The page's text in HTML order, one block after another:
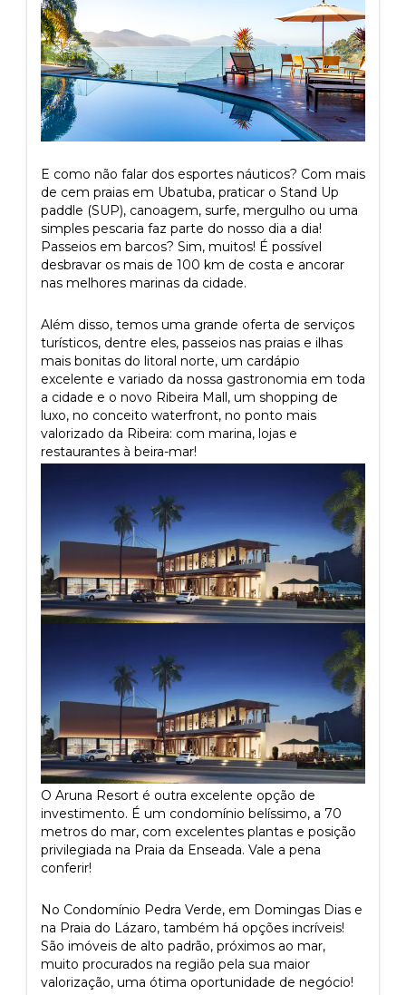
E como não falar dos esportes náuticos? Com mais
de cem praias em Ubatuba, praticar o Stand Up
paddle (SUP), canoagem, surfe, mergulho ou uma
simples pescaria faz parte do nosso dia a dia!
Passeios em barcos? Sim, muitos! É possível
desbravar os mais de 100 km de costa e ancorar
nas melhores marinas da cidade.
Além disso, temos uma grande oferta de serviços
turísticos, dentre eles, passeios nas praias e ilhas
mais bonitas do litoral norte, um cardápio
excelente e variado da nossa gastronomia em toda
a cidade e o novo Ribeira Mall, um shopping de
luxo, no conceito waterfront, no ponto mais
valorizado da Ribeira: com marina, lojas e
restaurantes à beira-mar!
O Aruna Resort é outra excelente opção de
investimento. É um condomínio belíssimo, a 70
metros do mar, com excelentes plantas e posição
privilegiada na Praia da Enseada. Vale a pena
conferir!
No Condomínio Pedra Verde, em Domingas Dias e
na Praia do Lázaro, também há opções incríveis!
São imóveis de alto padrão, próximos ao mar,
muito procurados na região pela sua maior
valorização, uma ótima oportunidade de negócio!